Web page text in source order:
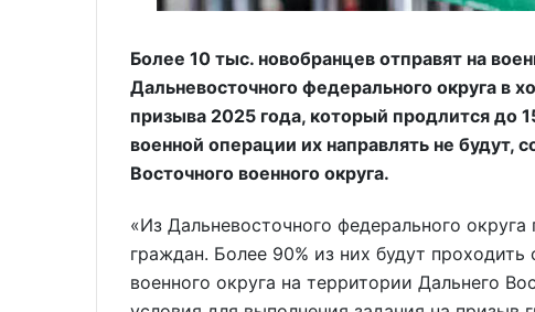
Более 10 тыс. новобранцев отправят на
Дальневосточного федерального округа в
призыва 2025 года, который продлится до
военной операции их направлять не
Восточного военного округа.
«Из Дальневосточного федерального
граждан. Более 90% из них будут
военного округа на территории Дальнего